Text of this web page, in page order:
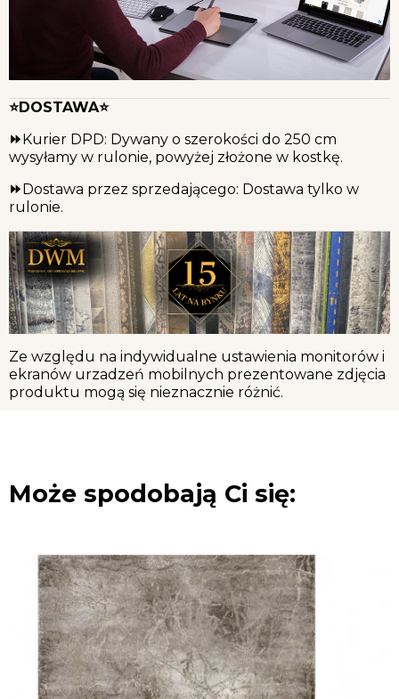
⭐DOSTAWA⭐
⏩ Kurier DPD: Dywany o szerokości do 250 cm
wysyłamy w rulonie, powyżej złożone w kostkę.
⏩ Dostawa przez sprzedającego: Dostawa tylko w
rulonie.
Ze względu na indywidualne ustawienia monitorów i
ekranów urzadzeń mobilnych prezentowane zdjęcia
produktu mogą się nieznacznie różnić.
Może spodobają Ci się: